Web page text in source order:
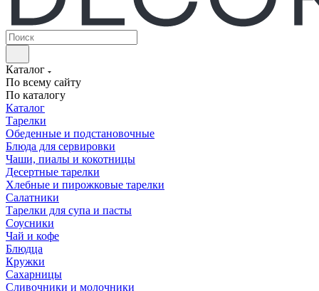
Каталог
По всему сайту
По каталогу
Каталог
Тарелки
Обеденные и подстановочные
Блюда для сервировки
Чаши, пиалы и кокотницы
Десертные тарелки
Хлебные и пирожковые тарелки
Салатники
Тарелки для супа и пасты
Соусники
Чай и кофе
Блюдца
Кружки
Сахарницы
Сливочники и молочники